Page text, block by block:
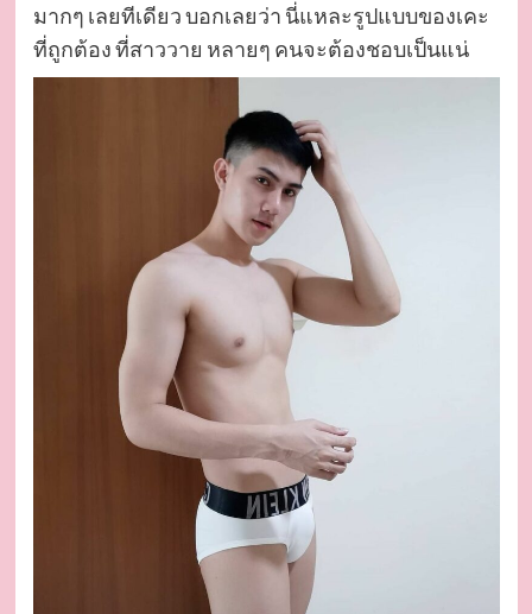
มากๆ เลยทีเดียว บอกเลยว่า นี่แหละรูปแบบของเคะ
ที่ถูกต้อง ที่สาววาย หลายๆ คนจะต้องชอบเป็นแน่